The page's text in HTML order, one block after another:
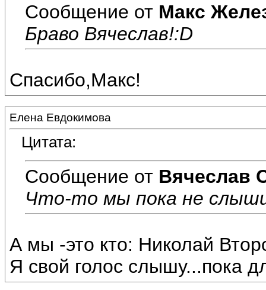
Сообщение от Макс
Браво Вячеслав!:D
Спасибо,Макс!
Елена Евдокимова
Цитата:
Сообщение от Вячеслав
Что-то мы пока не
А мы -это кто: Николай
Я свой голос слышу...пока